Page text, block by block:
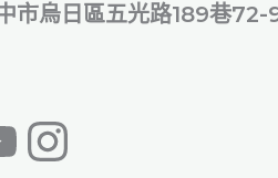
市烏日區五光路189巷72-
Instagram